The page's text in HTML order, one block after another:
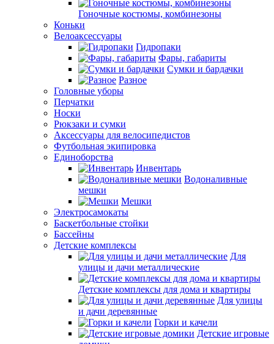
Гоночные костюмы, комбинезоны
Коньки
Велоаксессуары
Гидропаки
Фары, габариты
Сумки и бардачки
Разное
Головные уборы
Перчатки
Носки
Рюкзаки и сумки
Аксессуары для велосипедистов
Футбольная экипировка
Единоборства
Инвентарь
Водоналивные
мешки
Мешки
Электросамокаты
Баскетбольные стойки
Бассейны
Детские комплексы
Для
улицы и дачи металлические
Детские комплексы для дома и квартиры
Для улицы
и дачи деревянные
Горки и качели
Детские игровые